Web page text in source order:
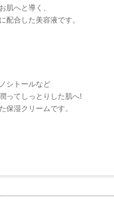
肌へと導く、
配合した美容液です。
シトールなど
ってしっとりした肌へ!
保湿クリームです。